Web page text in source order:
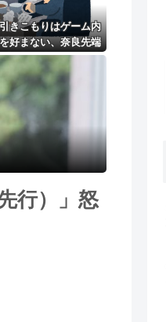
by livedoor 相互RSS
きこもりはゲーム内
好まない、奈良先端
調査 「ゲームで社
」に落とし穴？
行）」怒